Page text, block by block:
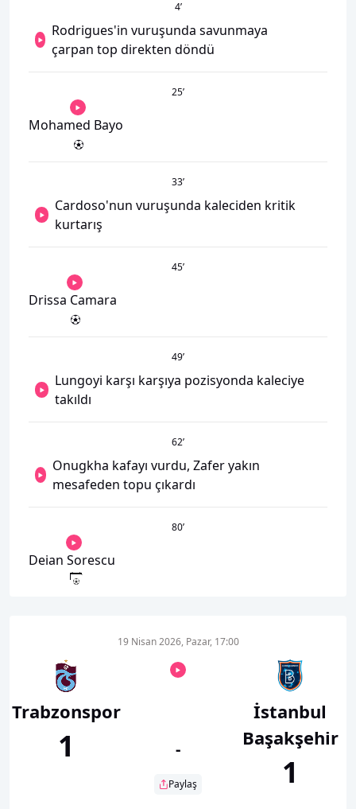
4’
Rodrigues'in vuruşunda savunmaya
çarpan top direkten döndü
25’
Mohamed Bayo
33’
Cardoso'nun vuruşunda kaleciden kritik
kurtarış
45’
Drissa Camara
49’
Lungoyi karşı karşıya pozisyonda kaleciye
takıldı
62’
Onugkha kafayı vurdu, Zafer yakın
mesafeden topu çıkardı
80’
Deian Sorescu
Trabzonspor
1
19 Nisan 2026, Pazar, 17:00
-
Paylaş
İstanbul
Başakşehir
1